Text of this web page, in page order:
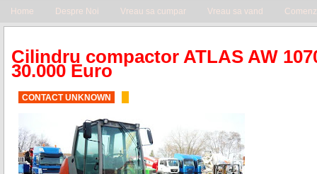
Home Despre Noi Vreau sa cumpar Vreau sa vand
Cilindru compactor ATLAS AW
30.000 Euro
CONTACT UNKNOWN